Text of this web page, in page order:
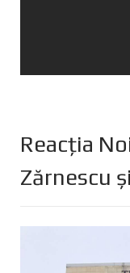
Reacția
Zărnescu